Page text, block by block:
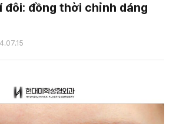
đôi: đồng thời chỉnh dáng